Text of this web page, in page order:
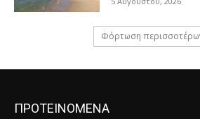
Φόρτωση
ΠΡΟΤΕΙΝΟΜΕΝΑ